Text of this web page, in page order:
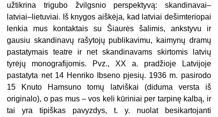
užtikrina trigubo žvilgsnio perspektyvą: skandinavai–
latviai–lietuviai. Iš knygos aiškėja, kad latviai dešimteriopai
lenkia mus kontaktais su Šiaurės šalimis, ankstyvu ir
gausiu skandinavų rašytojų publikavimu, kaimynų dramų
pastatymais teatre ir net skandinavams skirtomis latvių
tyrėjų monografijomis. Pvz., XX a. pradžioje Latvijoje
pastatyta net 14 Henriko Ibseno pjesių. 1936 m. pasirodo
15 Knuto Hamsuno tomų latviškai (diduma versta iš
originalo), o pas mus – vos keli kūriniai per tarpinę kalbą, ir
tai yra tipiškas pavyzdys, t. y. nuolat besikartojanti